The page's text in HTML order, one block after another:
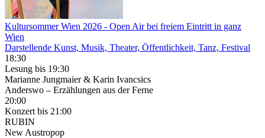
Kultursommer Wien 2026 - Open Air bei freiem Eintritt in ganz
Wien
Darstellende Kunst, Musik, Theater, Öffentlichkeit, Tanz, Festival
18:30
Lesung bis 19:30
Marianne Jungmaier & Karin Ivancsics
Anderswo – Erzählungen aus der Ferne
20:00
Konzert bis 21:00
RUBIN
New Austropop